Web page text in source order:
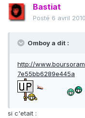
Bastiat
Posté 6 avril 2010
Omboy a dit :
http://
7e55bb6289e445a
si c'etait :